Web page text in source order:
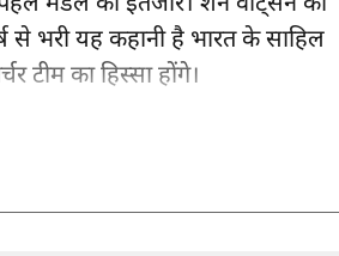
से भरी यह कहानी है भारत के साहिल
टीम का हिस्सा होंगे।